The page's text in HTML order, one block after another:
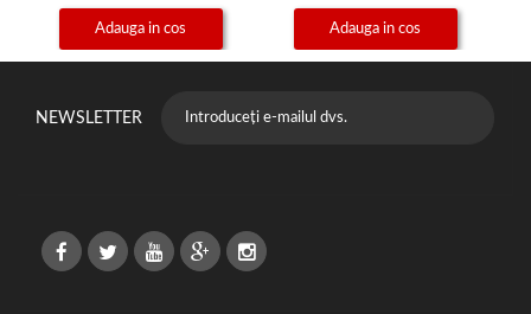
Adauga in cos Adauga in cos
NEWSLETTER